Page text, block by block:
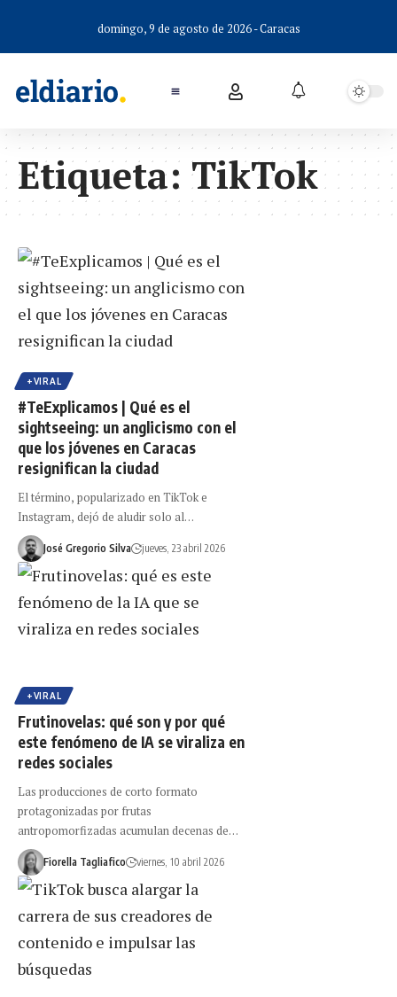
domingo, 9 de agosto de 2026 - Caracas
Etiqueta: TikTok
+VIRAL
#TeExplicamos | Qué es el
sightseeing: un anglicismo con el
que los jóvenes en Caracas
resignifican la ciudad
El término, popularizado en TikTok e
Instagram, dejó de aludir solo al…
José Gregorio Silva jueves, 23 abril 2026
+VIRAL
Frutinovelas: qué son y por qué
este fenómeno de IA se viraliza en
redes sociales
Las producciones de corto formato
protagonizadas por frutas
antropomorfizadas acumulan decenas de…
Fiorella Tagliafico viernes, 10 abril 2026